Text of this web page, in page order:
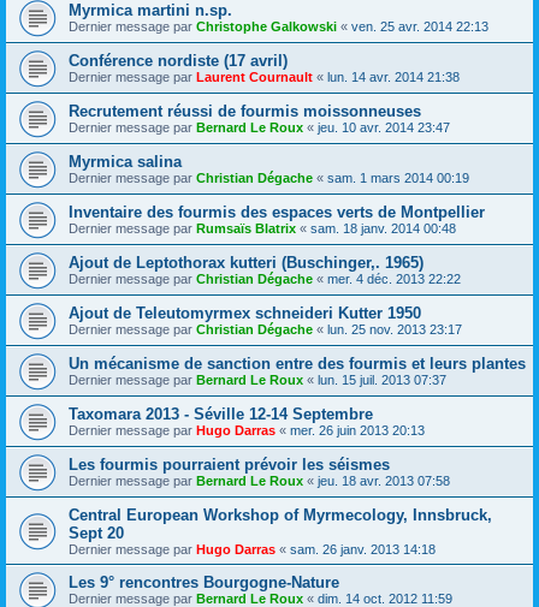
Myrmica martini n.sp.
Dernier message par Christophe Galkowski « ven. 25 avr. 2014 22:13
Conférence nordiste (17 avril)
Dernier message par Laurent Cournault « lun. 14 avr. 2014 21:38
Recrutement réussi de fourmis moissonneuses
Dernier message par Bernard Le Roux « jeu. 10 avr. 2014 23:47
Myrmica salina
Dernier message par Christian Dégache « sam. 1 mars 2014 00:19
Inventaire des fourmis des espaces verts de Montpellier
Dernier message par Rumsaïs Blatrix « sam. 18 janv. 2014 00:48
Ajout de Leptothorax kutteri (Buschinger,. 1965)
Dernier message par Christian Dégache « mer. 4 déc. 2013 22:22
Ajout de Teleutomyrmex schneideri Kutter 1950
Dernier message par Christian Dégache « lun. 25 nov. 2013 23:17
Un mécanisme de sanction entre des fourmis et leurs plantes
Dernier message par Bernard Le Roux « lun. 15 juil. 2013 07:37
Taxomara 2013 - Séville 12-14 Septembre
Dernier message par Hugo Darras « mer. 26 juin 2013 20:13
Les fourmis pourraient prévoir les séismes
Dernier message par Bernard Le Roux « jeu. 18 avr. 2013 07:58
Central European Workshop of Myrmecology, Innsbruck,
Sept 20
Dernier message par Hugo Darras « sam. 26 janv. 2013 14:18
Les 9° rencontres Bourgogne-Nature
Dernier message par Bernard Le Roux « dim. 14 oct. 2012 11:59